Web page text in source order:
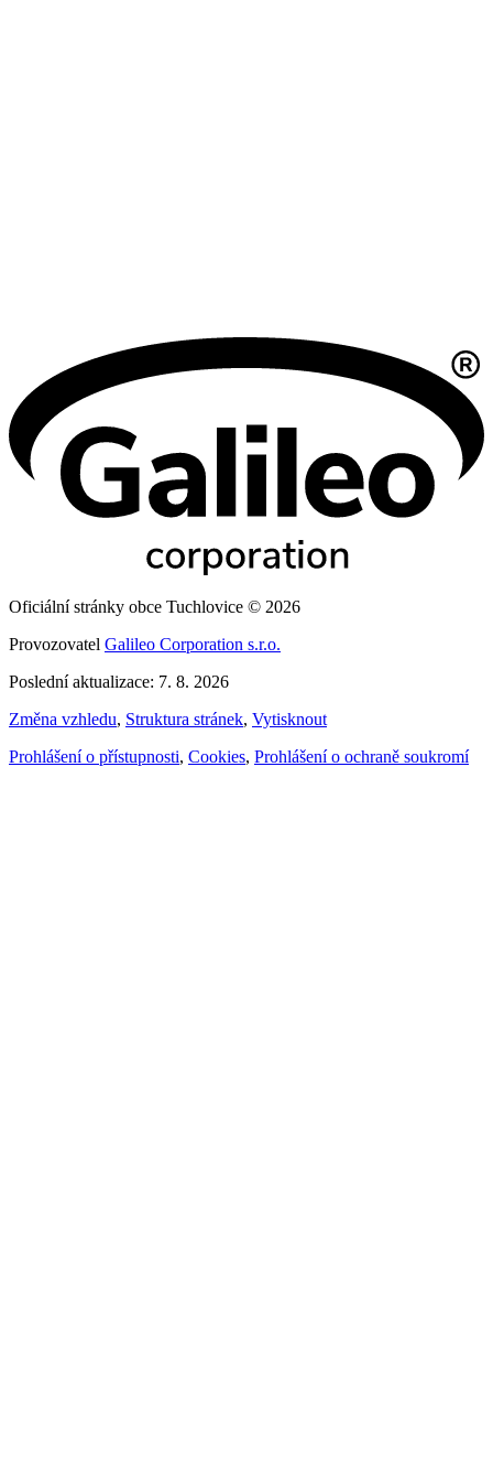
Oficiální stránky obce Tuchlovice © 2026
Provozovatel Galileo Corporation s.r.o.
Poslední aktualizace: 7. 8. 2026
Změna vzhledu, Struktura stránek, Vytisknout
Prohlášení o přístupnosti, Cookies, Prohlášení o ochraně soukromí